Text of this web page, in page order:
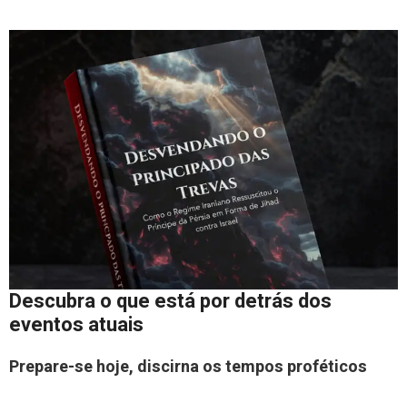
Descubra o que está por detrás dos
eventos atuais
Prepare-se hoje, discirna os tempos proféticos